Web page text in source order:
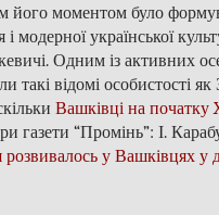
його моментом було
модерної української
Одним із активних
такі відомі особистості
Вашківці на початку
газети “Промінь”: І.
у Вашківцях у